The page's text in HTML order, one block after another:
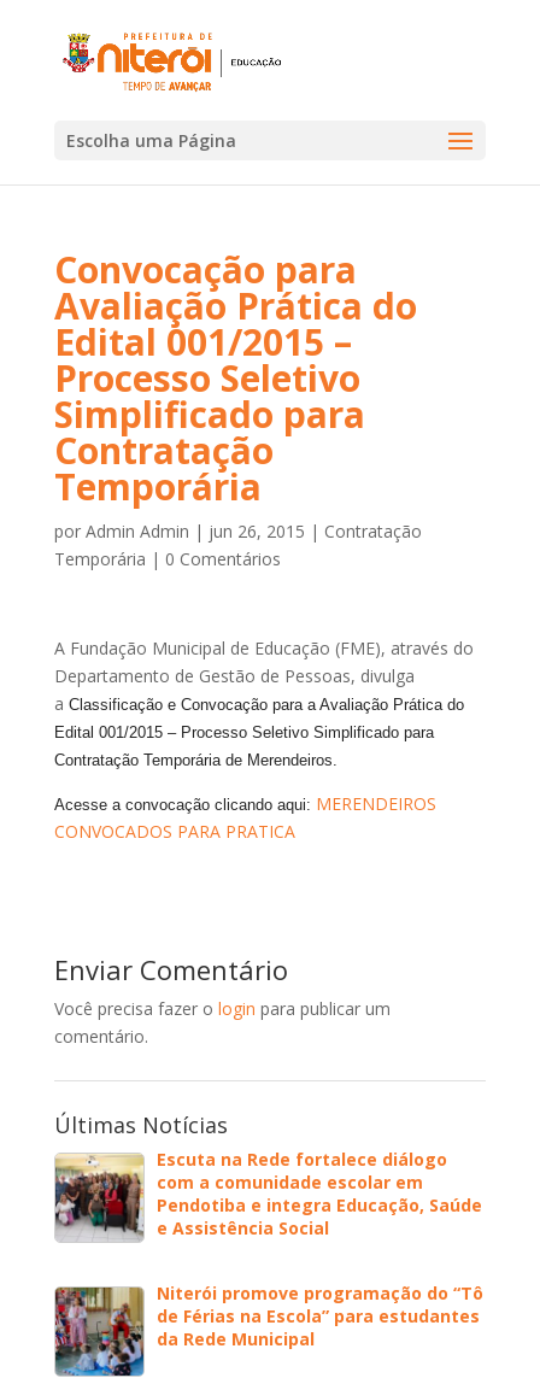
Escolha uma Página
Convocação para
Avaliação Prática do
Edital 001/2015 –
Processo Seletivo
Simplificado para
Contratação
Temporária
por Admin Admin | jun 26, 2015 | Contratação
Temporária | 0 Comentários
A Fundação Municipal de Educação (FME), através do
Departamento de Gestão de Pessoas, divulga
a Classificação e Convocação para a Avaliação Prática do
Edital 001/2015 – Processo Seletivo Simplificado para
Contratação Temporária de Merendeiros.
Acesse a convocação clicando aqui: MERENDEIROS
CONVOCADOS PARA PRATICA
Enviar Comentário
Você precisa fazer o login para publicar um
comentário.
Últimas Notícias
Escuta na Rede fortalece diálogo
com a comunidade escolar em
Pendotiba e integra Educação, Saúde
e Assistência Social
Niterói promove programação do “Tô
de Férias na Escola” para estudantes
da Rede Municipal